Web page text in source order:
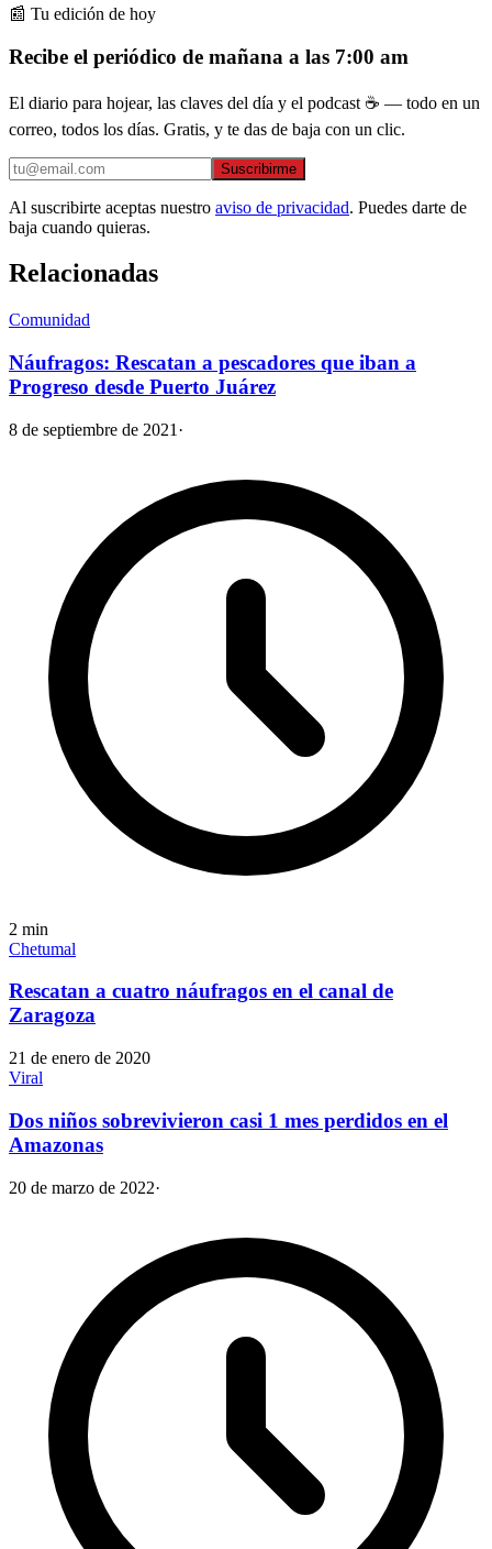
📰 Tu edición de hoy
Recibe el periódico de mañana a las 7:00 am
El diario para hojear, las claves del día y el podcast ☕ — todo en un
correo, todos los días. Gratis, y te das de baja con un clic.
Suscribirme
Al suscribirte aceptas nuestro aviso de privacidad. Puedes darte de
baja cuando quieras.
Relacionadas
Comunidad
Náufragos: Rescatan a pescadores que iban a
Progreso desde Puerto Juárez
8 de septiembre de 2021 ·
2 min
Chetumal
Rescatan a cuatro náufragos en el canal de
Zaragoza
21 de enero de 2020
Viral
Dos niños sobrevivieron casi 1 mes perdidos en el
Amazonas
20 de marzo de 2022·